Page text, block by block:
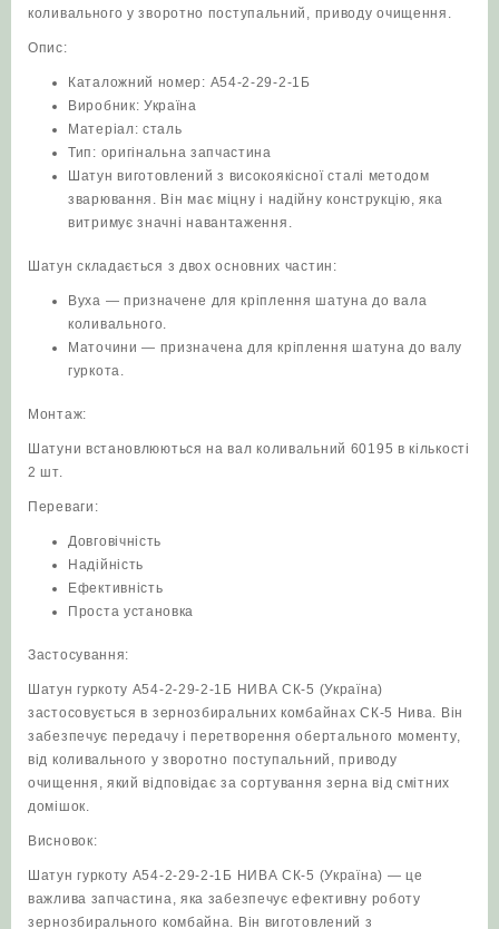
коливального у зворотно поступальний, приводу очищення.
Опис:
Каталожний номер: А54-2-29-2-1Б
Виробник: Україна
Матеріал: сталь
Тип: оригінальна запчастина
Шатун виготовлений з високоякісної сталі методом
зварювання. Він має міцну і надійну конструкцію, яка
витримує значні навантаження.
Шатун складається з двох основних частин:
Вуха — призначене для кріплення шатуна до вала
коливального.
Маточини — призначена для кріплення шатуна до валу
гуркота.
Монтаж:
Шатуни встановлюються на вал коливальний 60195 в кількості
2 шт.
Переваги:
Довговічність
Надійність
Ефективність
Проста установка
Застосування:
Шатун гуркоту А54-2-29-2-1Б НИВА СК-5 (Україна)
застосовується в зернозбиральних комбайнах СК-5 Нива. Він
забезпечує передачу і перетворення обертального моменту,
від коливального у зворотно поступальний, приводу
очищення, який відповідає за сортування зерна від смітних
домішок.
Висновок:
Шатун гуркоту А54-2-29-2-1Б НИВА СК-5 (Україна) — це
важлива запчастина, яка забезпечує ефективну роботу
зернозбирального комбайна. Він виготовлений з